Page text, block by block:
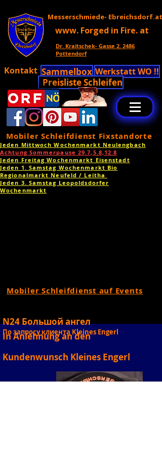
Messerschmiede- Ebreichsdorf.at
www. Forged in Fire. at
Dr. Kraitschek- Gasse 2. 2486
Pottendorf
Kontakt Sammelbox Werkstatt WO !!
Preisliste Schleifen
Mobiler Schleifdienst Fixstandorte
Jeden Mittwoch Wochenmarkt Neulengbach
Achtung Sommerpause 29.7,5.8,12.8
Jeden Freitag Wochenmarkt Eisenstadt
Jeden 1. Samstag Wochenmarkt Bio
Regionalmarkt Neufeld / Leitha
Jeden 3. Samstag Leopoldsdorfer
Wochenmarkt
Mobiler Schleifdienst auf Events
N24 Большой ангел
По запросу клиента Kleines Engerl
In Anlehnung an den
Kundenwunsch Kleines Engerl